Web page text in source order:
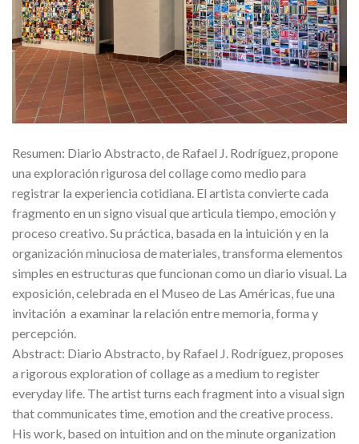
Resumen: Diario Abstracto, de Rafael J. Rodríguez, propone
una exploración rigurosa del collage como medio para
registrar la experiencia cotidiana. El artista convierte cada
fragmento en un signo visual que articula tiempo, emoción y
proceso creativo. Su práctica, basada en la intuición y en la
organización minuciosa de materiales, transforma elementos
simples en estructuras que funcionan como un diario visual. La
exposición, celebrada en el Museo de Las Américas, fue una
invitación a examinar la relación entre memoria, forma y
percepción.
Abstract: Diario Abstracto, by Rafael J. Rodríguez, proposes
a rigorous exploration of collage as a medium to register
everyday life. The artist turns each fragment into a visual sign
that communicates time, emotion and the creative process.
His work, based on intuition and on the minute organization